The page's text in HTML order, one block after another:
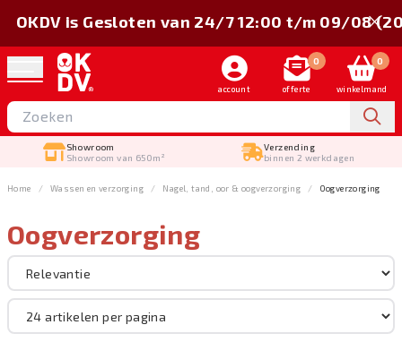
account
0
offerte
0
winkelmand
Verzending
binnen 2 werkdagen
Gratis verstuurd
vanaf €150,-
OKDV is Gesloten van 24/7 12:00 t/m 09/08
Home Wassen en verzorging Nagel, tand, oor & oogverzorging Oogverzorging
Sorteer op
Merk
Oogverzorging